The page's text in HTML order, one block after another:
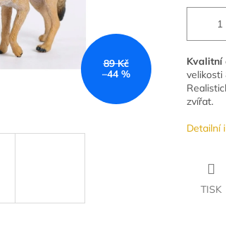
89 Kč
–44 %
Kvalitní
velikosti
zvířat.
Detailní
TISK